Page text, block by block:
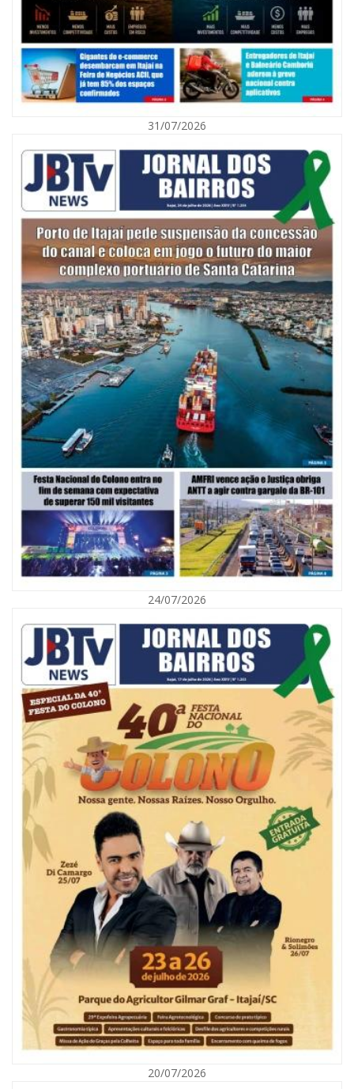
Defesa Civil de Itajaí alerta para chuva, ventos fortes e queda de
temperatura
ITAJAÍ
06/08/2026 | 10:02
Audiência pública debate Programa Municipal de Habitação de Interesse
Social em Itajaí
06/08/2026 | 10:04
Ação oferece testes rápidos para HIV, sífilis e hepatites nesta quinta (6) e
sexta-feira (7)
GERAL
31/07/2026
24/07/2026
20/07/2026